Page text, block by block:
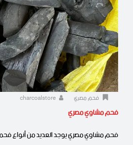
فحم مصري
فحم مشاوي مصري
فحم مشاوي مصري يوجد العديد من أنواع